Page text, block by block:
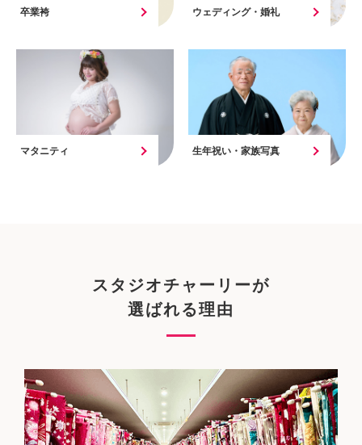
卒業袴 ウェディング・婚礼
マタニティ 生年祝い・家族写真
スタジオチャーリーが
選ばれる理由